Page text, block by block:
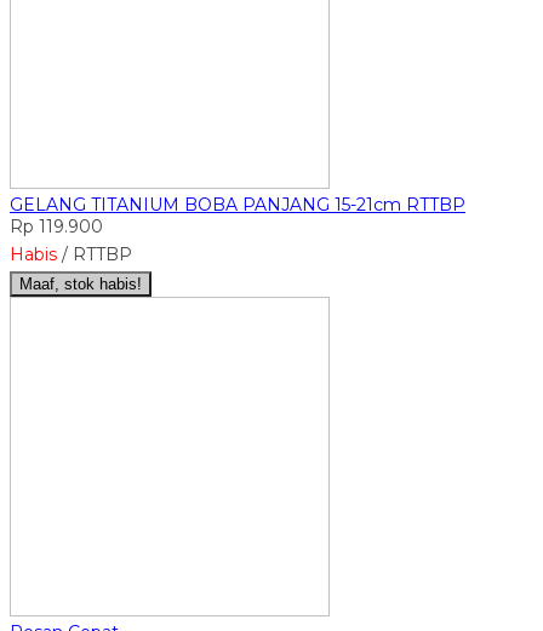
GELANG TITANIUM BOBA PANJANG 15-21cm RTTBP
Rp 119.900
Habis / RTTBP
Maaf, stok habis!